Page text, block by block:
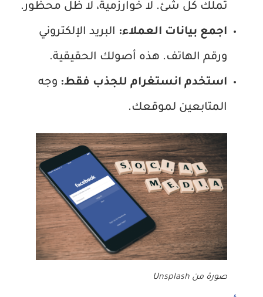
تملك كل شئ. لا خوارزمية، لا ظل محظور.
اجمع بيانات العملاء: البريد الإلكتروني
ورقم الهاتف. هذه أصولك الحقيقية.
استخدم انستغرام للجذب فقط: وجه
المتابعين لموقعك.
صورة من Unsplash